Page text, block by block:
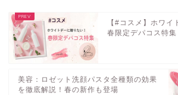
【#コスメ】ホワイ
春限定デパコス特集
美容：ロゼット洗顔パスタ全種類の効果
を徹底解説！春の新作も登場